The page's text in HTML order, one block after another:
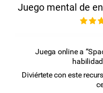
Juego mental de
Juega online a
Diviértete con este